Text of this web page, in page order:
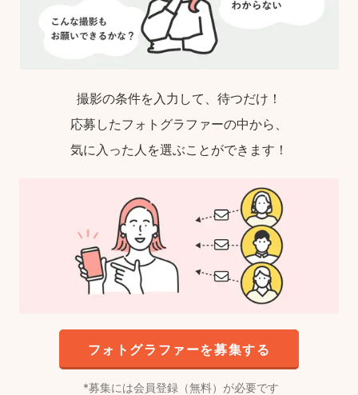
撮影の条件を入力して、待つだけ！
応募したフォトグラファーの中から、
気に入った人を選ぶことができます！
フォトグラファーを募集する
募集には会員登録（無料）が必要です